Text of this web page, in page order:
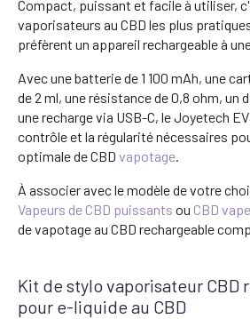
Compact, puissant et facile à utiliser,
vaporisateurs au CBD les plus
préfèrent un appareil rechargeable à
Avec une batterie de 1 100 mAh, une
de 2 ml, une résistance de 0,8 ohm, un
une recharge via USB-C, le Joyetech
contrôle et la régularité nécessaires
optimale de CBD vapotage.
À associer avec le modèle de votre
Vapeurs de CBD puissants ou CBD
de vapotage au CBD rechargeable
Kit de stylo vaporisateur CBD
pour e-liquide au CBD